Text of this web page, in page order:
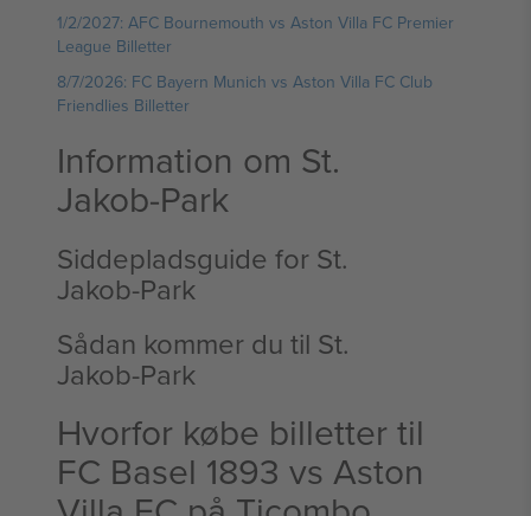
1/2/2027: AFC Bournemouth vs Aston Villa FC Premier
League Billetter
8/7/2026: FC Bayern Munich vs Aston Villa FC Club
Friendlies Billetter
Information om St.
Jakob‑Park
Siddepladsguide for St.
Jakob‑Park
Sådan kommer du til St.
Jakob‑Park
Hvorfor købe billetter til
FC Basel 1893 vs Aston